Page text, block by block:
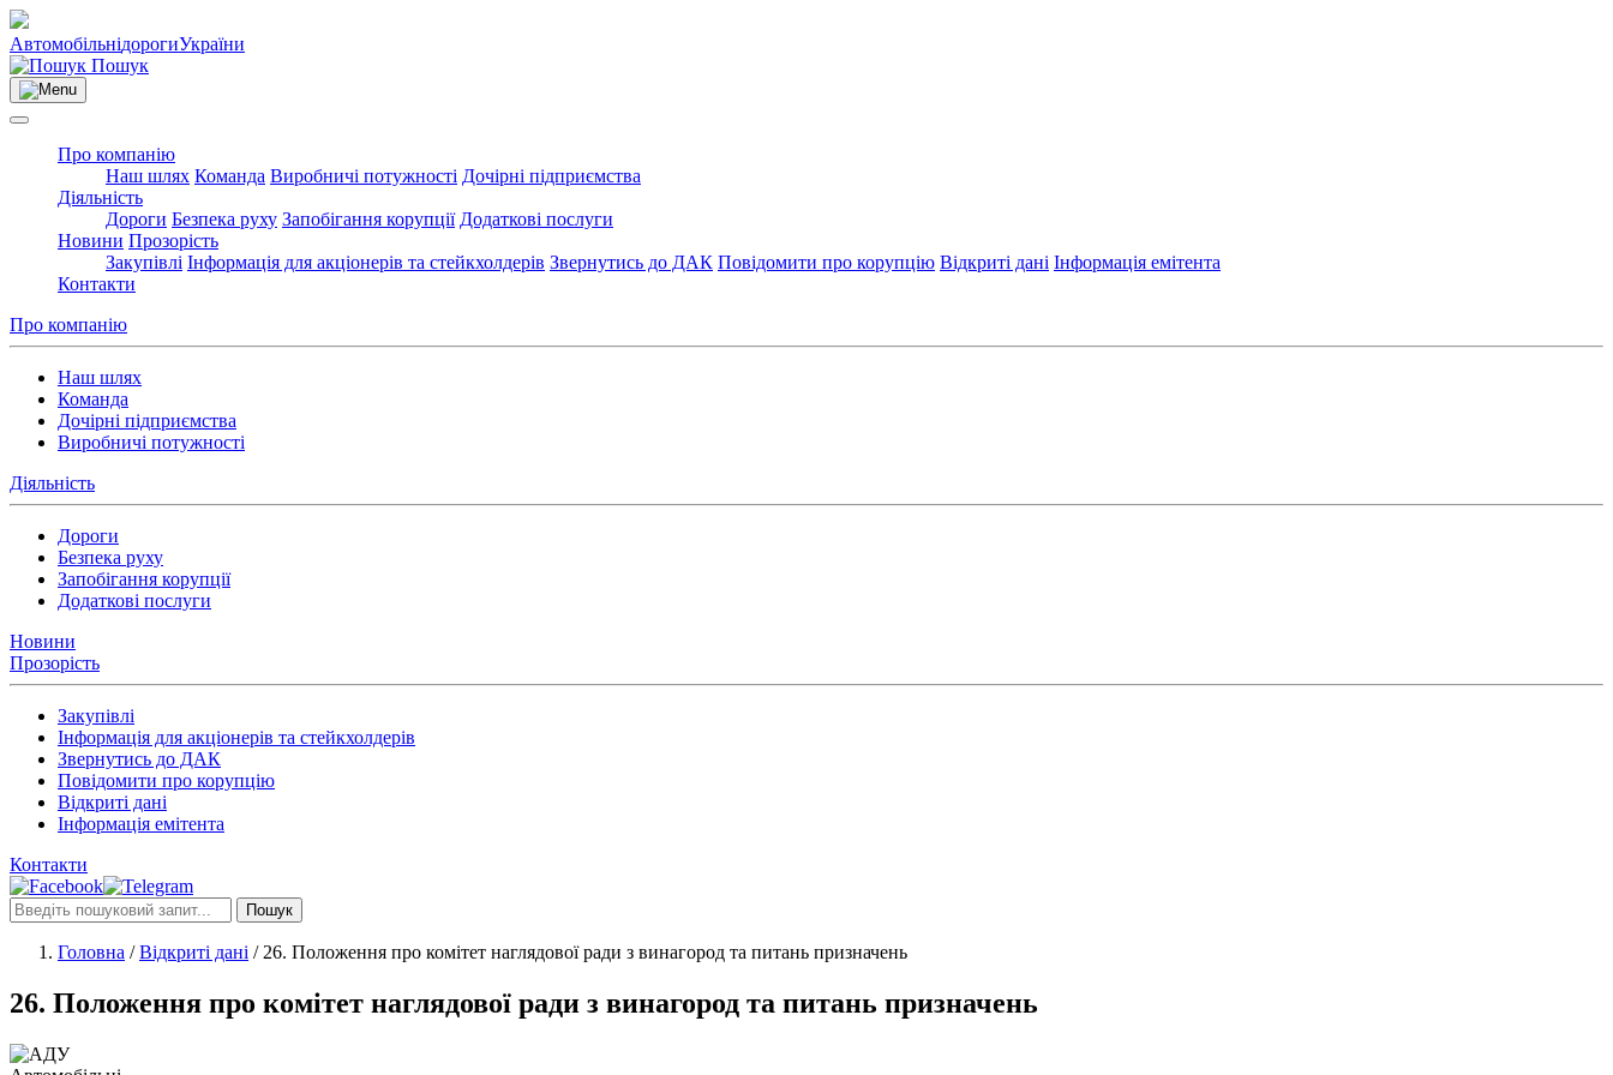
АвтомобільнідорогиУкраїни
Пошук
Про компанію
Наш шлях Команда Виробничі потужності Дочірні підприємства
Діяльність
Дороги Безпека руху Запобігання корупції Додаткові послуги
Новини Прозорість
Закупівлі Інформація для акціонерів та стейкхолдерів Звернутись до ДАК Повідомити про корупцію Відкриті дані Інформація емітента
Контакти
Про компанію
Наш шлях
Команда
Дочірні підприємства
Виробничі потужності
Діяльність
Дороги
Безпека руху
Запобігання корупції
Додаткові послуги
Новини
Прозорість
Закупівлі
Інформація для акціонерів та стейкхолдерів
Звернутись до ДАК
Повідомити про корупцію
Відкриті дані
Інформація емітента
Контакти
Пошук
Головна /Відкриті дані / 26. Положення про комітет наглядової ради з винагород та питань призначень
26. Положення про комітет наглядової ради з винагород та питань призначень